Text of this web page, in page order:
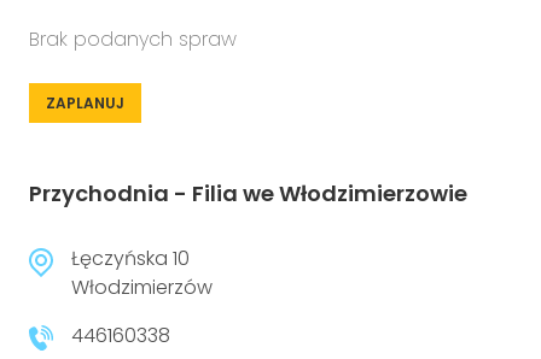
Brak podanych spraw
ZAPLANUJ
Przychodnia - Filia we Włodzimierzowie
Łęczyńska 10
Włodzimierzów
446160338